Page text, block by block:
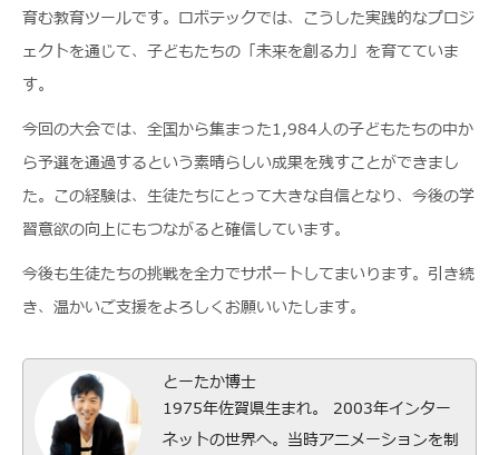
育む教育ツールです。ロボテックでは、こうした実践的なプロジ
ェクトを通じて、子どもたちの「未来を創る力」を育てていま
す。
今回の大会では、全国から集まった1,984人の子どもたちの中か
ら予選を通過するという素晴らしい成果を残すことができまし
た。この経験は、生徒たちにとって大きな自信となり、今後の学
習意欲の向上にもつながると確信しています。
今後も生徒たちの挑戦を全力でサポートしてまいります。引き続
き、温かいご支援をよろしくお願いいたします。
とーたか博士
1975年佐賀県生まれ。 2003年インター
ネットの世界へ。当時アニメーションを制